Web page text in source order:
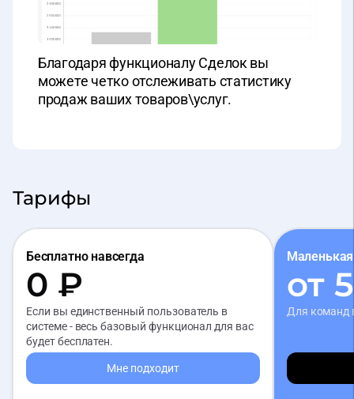
Благодаря функционалу Сделок вы
можете четко отслеживать статистику
продаж ваших товаров\услуг.
Тарифы
Бесплатно навсегда
0 ₽
Если вы единственный пользователь в
системе - весь базовый функционал для вас
будет бесплатен.
Мне подходит
от
Для команд